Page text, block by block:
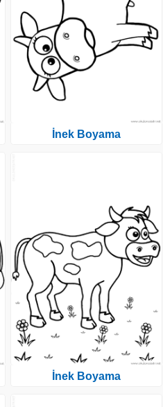
İnek Boyama
İnek Boyama